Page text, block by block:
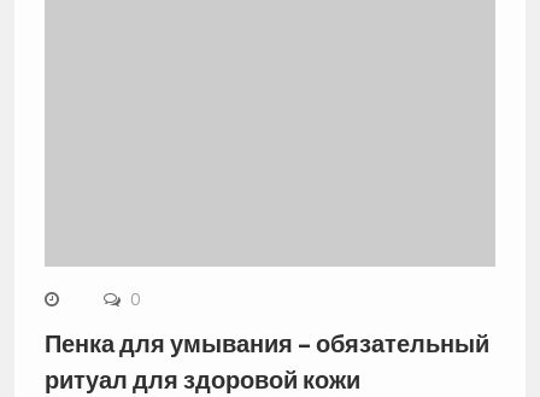
0
Пенка для умывания – обязательный
ритуал для здоровой кожи